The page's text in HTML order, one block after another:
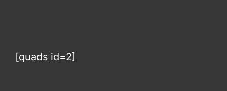
[quads id=2]